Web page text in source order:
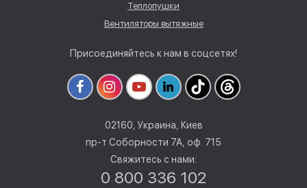
Теплопушки
Вентиляторы вытяжные
Присоединяйтесь к нам в соцсетях!
02160, Украина, Киев
пр-т Соборности 7А, оф. 715
Свяжитесь с нами:
0 800 336 102